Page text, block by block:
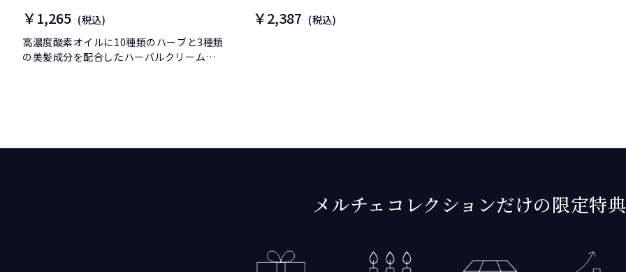
￥1,265 (税込)
高濃度酸素オイルに10種類のハーブと3種類
の美髪成分を配合したハーバルクリームシ
￥2,387 (税込)
メルチェコレクションだけの限定特典